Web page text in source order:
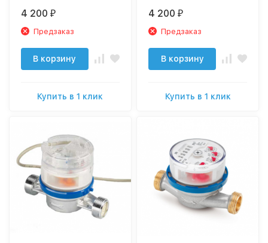
(10L/Imp.), без присоед.
4 200 ₽
Предзаказ
В корзину
Купить в 1 клик
(10L/Imp.), без присоед.,
металлорукав
4 200 ₽
Предзаказ
В корзину
Купить в 1 клик